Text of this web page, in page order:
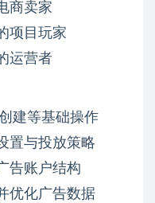
商卖家
项目玩家
运营者
建等基础操作
置与投放策略
告账户结构
优化广告数据